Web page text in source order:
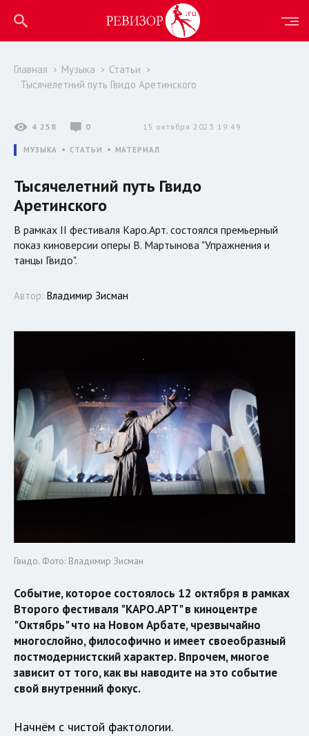
Главная Музыка
Статьи
Тысячелетний путь Гвидо Аретинского
4 258 0 15 октября 2023 19:49
МУЗЫКА СТАТЬИ МАТЕРИАЛ
Тысячелетний путь Гвидо
Аретинского
В рамках II фестиваля Каро.Арт. состоялся премьерный
показ киноверсии оперы В. Мартынова "Упражнения и
танцы Гвидо".
Автор: Владимир Зисман
Гвидо. Фото: Владимир Зисман
Событие, которое состоялось 12 октября в рамках
Второго фестиваля "КАРО.АРТ" в киноцентре
"Октябрь" что на Новом Арбате, чрезвычайно
многослойно, философично и имеет своеобразный
постмодернистский характер. Впрочем, многое
зависит от того, как вы наводите на это событие
свой внутренний фокус.
Начнём с чистой фактологии.